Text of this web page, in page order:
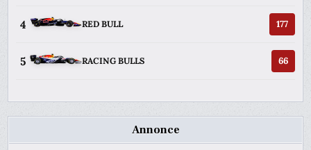
4 RED BULL 177
5 RACING BULLS 66
Annonce